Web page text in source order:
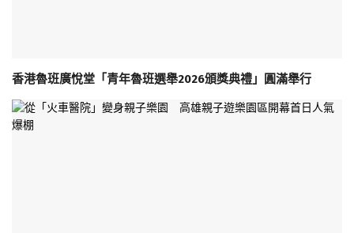
香港魯班廣悅堂「青年魯班選舉2026頒獎典禮」圓滿舉行